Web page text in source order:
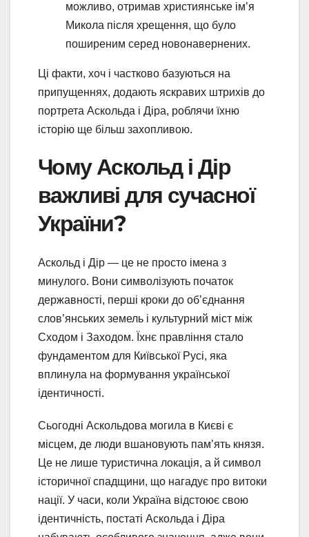
можливо, отримав християнське ім’я
Микола після хрещення, що було
поширеним серед новонавернених.
Ці факти, хоч і частково базуються на
припущеннях, додають яскравих штрихів до
портрета Аскольда і Діра, роблячи їхню
історію ще більш захопливою.
Чому Аскольд і Дір
важливі для сучасної
України?
Аскольд і Дір — це не просто імена з
минулого. Вони символізують початок
державності, перші кроки до об’єднання
слов’янських земель і культурний міст між
Сходом і Заходом. Їхнє правління стало
фундаментом для Київської Русі, яка
вплинула на формування української
ідентичності.
Сьогодні Аскольдова могила в Києві є
місцем, де люди вшановують пам’ять князя.
Це не лише туристична локація, а й символ
історичної спадщини, що нагадує про витоки
нації. У часи, коли Україна відстоює свою
ідентичність, постаті Аскольда і Діра